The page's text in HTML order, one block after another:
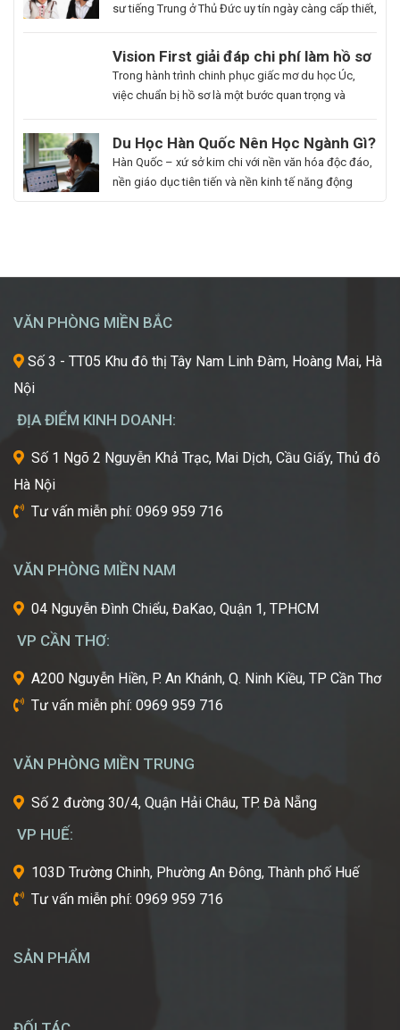
sư tiếng Trung ở Thủ Đức uy tín ngày càng cấp thiết,
du học. Hoa Ngữ Đông Phương với nhiều năm kinh
nghiệm, cam kết mang lại chất lượng giảng dạy
vượt trội, giúp […]
Vision First giải đáp chi phí làm hồ sơ
du học Úc có đắt không?
Trong hành trình chinh phục giấc mơ du học Úc,
việc chuẩn bị hồ sơ là một bước quan trọng và
huynh vẫn băn khoăn về khoản chi phí liên quan
đến quá trình này. Vậy, Vision First sẽ giải đáp chi
phí làm hồ sơ […]
Du
Học
Hàn
Ngành
Làm
Đẹp:
Chắp
Chinh
“Kinh
Đô
Sắc
Đẹp”
Á
Bạn
đam
những
hướng
kỹ
thuật
tiên
nhất
trong
cái
của
công
nghiệp
thế
Bạn
ngày
được
Du Học Hàn Quốc Nên Học Ngành Gì?
Cẩm Nang Lựa Chọn Ngành Phù Hợp
Từ Chuyên Gia Thuận Phát
Hàn Quốc – xứ sở kim chi với nền văn hóa độc đáo,
nền giáo dục tiên tiến và nền kinh tế năng động
VĂN PHÒNG MIỀN BẮC
Số 3 - TT05 Khu đô thị Tây Nam Linh Đàm, Hoàng Mai, Hà
Nội
ĐỊA ĐIỂM KINH DOANH:
Số 1 Ngõ 2 Nguyễn Khả Trạc, Mai Dịch, Cầu Giấy, Thủ đô
Hà Nội
Tư vấn miễn phí: 0969 959 716
VĂN PHÒNG MIỀN NAM
04 Nguyễn Đình Chiểu, ĐaKao, Quận 1, TPHCM
VP CẦN THƠ:
A200 Nguyễn Hiền, P. An Khánh, Q. Ninh Kiều, TP Cần Thơ
Tư vấn miễn phí: 0969 959 716
VĂN PHÒNG MIỀN TRUNG
Số 2 đường 30/4, Quận Hải Châu, TP. Đà Nẵng
VP HUẾ:
103D Trường Chinh, Phường An Đông, Thành phố Huế
Tư vấn miễn phí: 0969 959 716
SẢN PHẨM